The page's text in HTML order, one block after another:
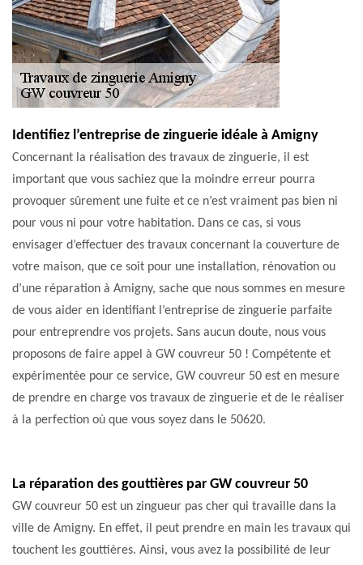
Identifiez l’entreprise de zinguerie idéale à Amigny
Concernant la réalisation des travaux de zinguerie, il est
important que vous sachiez que la moindre erreur pourra
provoquer sûrement une fuite et ce n’est vraiment pas bien ni
pour vous ni pour votre habitation. Dans ce cas, si vous
envisager d’effectuer des travaux concernant la couverture de
votre maison, que ce soit pour une installation, rénovation ou
d’une réparation à Amigny, sache que nous sommes en mesure
de vous aider en identifiant l’entreprise de zinguerie parfaite
pour entreprendre vos projets. Sans aucun doute, nous vous
proposons de faire appel à GW couvreur 50 ! Compétente et
expérimentée pour ce service, GW couvreur 50 est en mesure
de prendre en charge vos travaux de zinguerie et de le réaliser
à la perfection où que vous soyez dans le 50620.
La réparation des gouttières par GW couvreur 50
GW couvreur 50 est un zingueur pas cher qui travaille dans la
ville de Amigny. En effet, il peut prendre en main les travaux qui
touchent les gouttières. Ainsi, vous avez la possibilité de leur